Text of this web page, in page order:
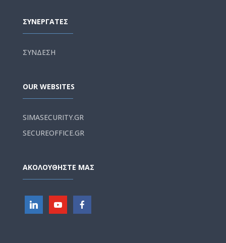
ΣΥΝΕΡΓΑΤΕΣ
ΣΥΝΔΕΣΗ
OUR WEBSITES
SIMASECURITY.GR
SECUREOFFICE.GR
ΑΚΟΛΟΥΘΗΣΤΕ ΜΑΣ